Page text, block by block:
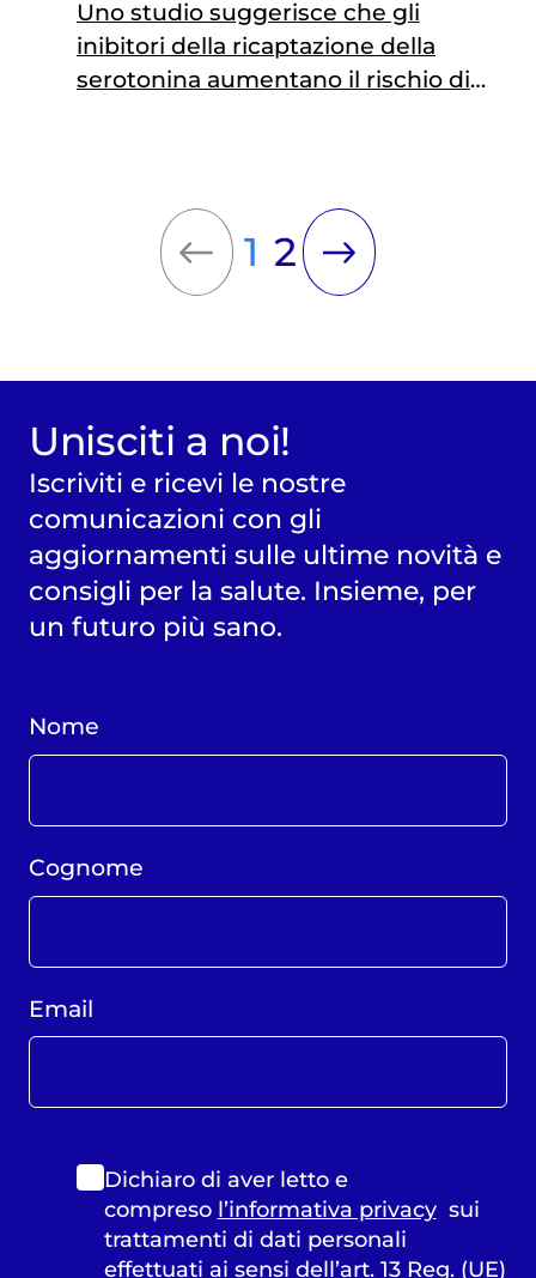
Uno studio suggerisce che gli
inibitori della ricaptazione della
serotonina aumentano il rischio di
più brevi
1 2
Unisciti a noi!
Iscriviti e ricevi le nostre
comunicazioni con gli
aggiornamenti sulle ultime novità e
consigli per la salute. Insieme, per
un futuro più sano.
Nome
Cognome
Email
Dichiaro di aver letto e
compreso l’informativa privacysui
trattamenti di dati personali
effettuati ai sensi dell’art. 13 Reg. (UE)